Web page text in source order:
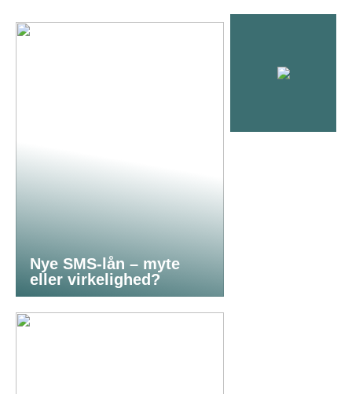
Nye SMS-lån – myte
eller virkelighed?